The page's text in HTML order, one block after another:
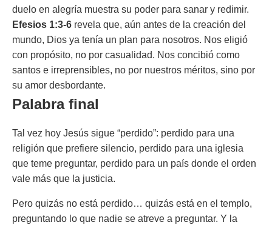
duelo en alegría muestra su poder para sanar y redimir.
Efesios 1:3-6 revela que, aún antes de la creación del
mundo, Dios ya tenía un plan para nosotros. Nos eligió
con propósito, no por casualidad. Nos concibió como
santos e irreprensibles, no por nuestros méritos, sino por
su amor desbordante.
Palabra final
Tal vez hoy Jesús sigue “perdido”: perdido para una
religión que prefiere silencio, perdido para una iglesia
que teme preguntar, perdido para un país donde el orden
vale más que la justicia.
Pero quizás no está perdido… quizás está en el templo,
preguntando lo que nadie se atreve a preguntar. Y la